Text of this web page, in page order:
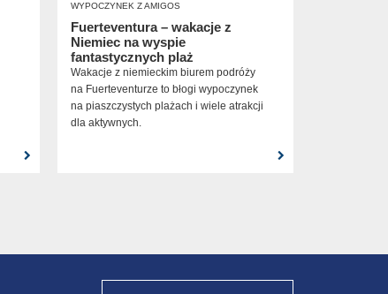
WYPOCZYNEK Z AMIGOS
Fuerteventura – wakacje z
Niemiec na wyspie
fantastycznych plaż
Wakacje z niemieckim biurem podróży
na Fuerteventurze to błogi wypoczynek
na piaszczystych plażach i wiele atrakcji
dla aktywnych.